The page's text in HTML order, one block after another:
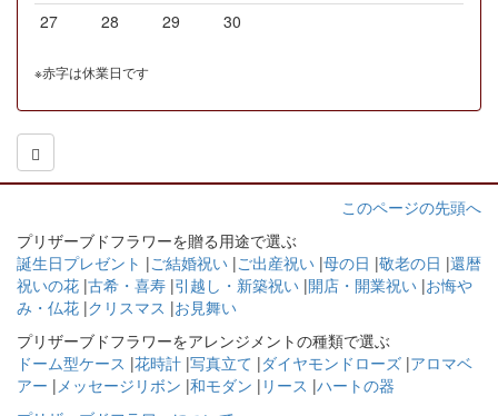
27
28 29 30
※赤字は休業日です
このページの先頭へ
プリザーブドフラワーを贈る用途で選ぶ
誕生日プレゼント |ご結婚祝い |ご出産祝い |母の日 |敬老の日 |還暦
祝いの花 |古希・喜寿 |引越し・新築祝い |開店・開業祝い |お悔や
み・仏花 |クリスマス |お見舞い
プリザーブドフラワーをアレンジメントの種類で選ぶ
ドーム型ケース |花時計 |写真立て |ダイヤモンドローズ |アロマベ
アー |メッセージリボン |和モダン | リース |ハートの器